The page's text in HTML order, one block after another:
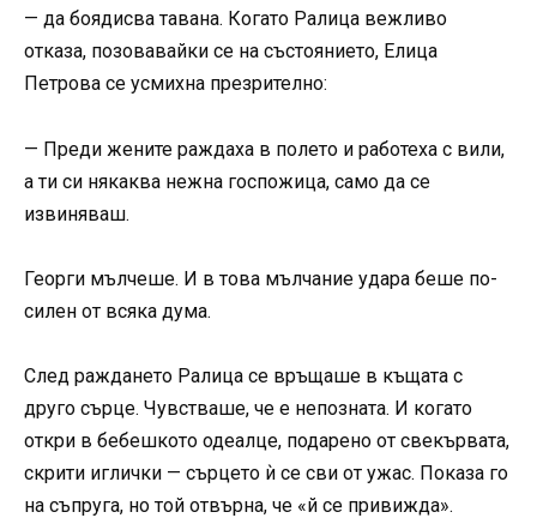
— да боядисва тавана. Когато Ралица вежливо
отказа, позовавайки се на състоянието, Елица
Петрова се усмихна презрително:
— Преди жените раждаха в полето и работеха с вили,
а ти си някаква нежна госпожица, само да се
извиняваш.
Георги мълчеше. И в това мълчание удара беше по-
силен от всяка дума.
След раждането Ралица се връщаше в къщата с
друго сърце. Чувстваше, че е непозната. И когато
откри в бебешкото одеалце, подарено от свекървата,
скрити иглички — сърцето ѝ се сви от ужас. Показа го
на съпруга, но той отвърна, че «й се привижда».